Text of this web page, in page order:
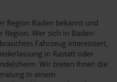
Region Baden bekannt und
Wer sich in Baden-
Fahrzeug interessiert,
in Rastatt oder
Wir bieten Ihnen die
in einem